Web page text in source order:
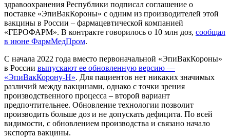
здравоохранения Республики подписал соглашение о
поставке «ЭпиВакКороны» с одним из производителей этой
вакцины в России – фармацевтической компанией
«ГЕРОФАРМ». В контракте говорилось о 10 млн доз, сообщал
в июне ФармМедПром.
С начала 2022 года вместо первоначальной «ЭпиВакКороны»
в России выпускают ее обновленную версию —
«ЭпиВакКорону-Н». Для пациентов нет никаких значимых
различий между вакцинами, однако с точки зрения
производственного процесса – второй вариант
предпочтительнее. Обновление технологии позволит
производить больше доз и не допускать дефицита. По всей
видимости, с обновлением производства и связано начало
экспорта вакцины.